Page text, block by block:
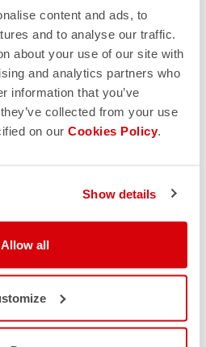
content and ads, to
and to analyse our traffic.
about your use of our site with
and analytics partners who
information that you’ve
collected from your use
on our Cookies Policy.
Show details
Allow all
ofertas y
a clientes. Puedes darte de
en cualquier momento.
sobre cómo darte de
de privacidad y cómo nos
y respetar tu privacidad,
de privacidad.